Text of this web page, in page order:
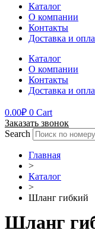
Каталог
О компании
Контакты
Доставка и
Каталог
О компании
Контакты
Доставка и
0.00₽ 0 Cart
Заказать звонок
Search
Главная
>
Каталог
>
Шланг гибкий
Шланг